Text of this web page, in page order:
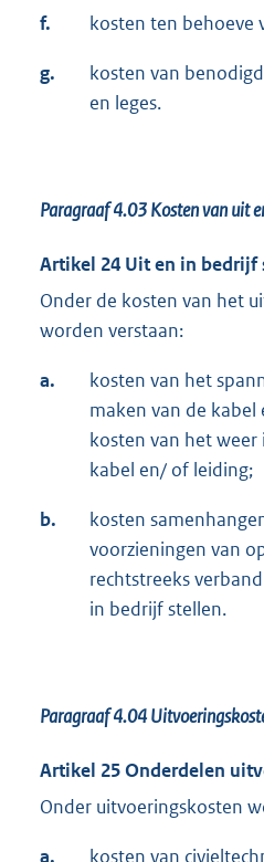
f. kosten ten behoeve
g.
kosten van
en leges.
Paragraaf 4.03Kosten van uit
Artikel 24 Uit en in bedrijf
Onder de kosten van het
worden verstaan:
a.
kosten van het
maken van de
kosten van het
kabel en/ of leiding;
b.
kosten
voorzieningen van
rechtstreeks
in bedrijf stellen.
Paragraaf 4.04
Artikel 25 Onderdelen
Onder uitvoeringskosten
a. kosten van